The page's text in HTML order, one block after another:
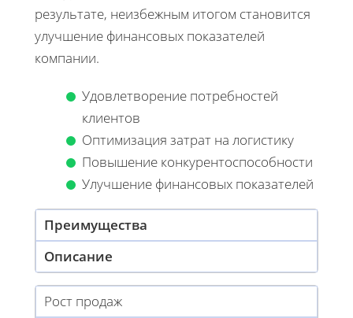
результате, неизбежным итогом становится
улучшение финансовых показателей
компании.
Удовлетворение потребностей
клиентов
Оптимизация затрат на логистику
Повышение конкурентоспособности
Улучшение финансовых показателей
Преимущества
Описание
Рост продаж